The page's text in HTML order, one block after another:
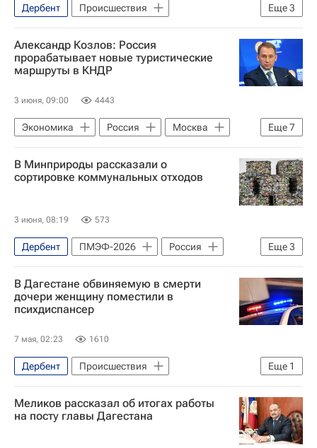
Еще3
Дербент
Происшествия
Каспийское море
Россия
Александр Козлов: Россия
прорабатывает новые туристические
маршруты в КНДР
3 июня, 09:00 4443
Еще7
Экономика Россия
Москва
Казахстан
Александр Козлов (глава Минприроды)
Интервью
ПМЭФ-2026
В Минприроды рассказали о
сортировке коммунальных отходов
3 июня, 08:19 573
Еще3
Дербент ПМЭФ-2026
Россия
Ленинградская область
Александр Козлов (глава Минприроды)
В Дагестане обвиняемую в смерти
дочери женщину поместили в
психдиспансер
7 мая, 02:23 1610
Еще 1
Дербент
Происшествия
Республика Дагестан
Меликов рассказал об итогах работы
на посту главы Дагестана